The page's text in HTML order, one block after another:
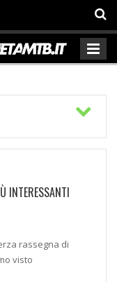
INTERESSANTI
rassegna di
visto